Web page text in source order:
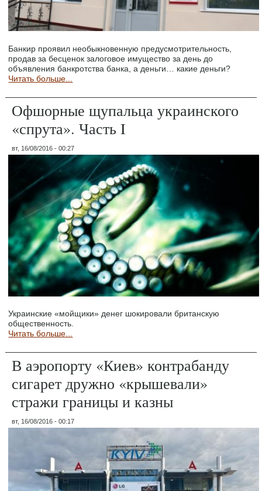
Банкир проявил необыкновенную предусмотрительность,
продав за бесценок залоговое имущество за день до
объявления банкротства банка, а деньги… какие деньги?
Читать больше...
Офшорные щупальца украинского
«спрута». Часть I
вт, 16/08/2016 - 00:27
Украинские «мойщики» денег шокировали британскую
общественность.
Читать больше...
В аэропорту «Киев» контрабанду
сигарет дружно «крышевали»
стражи границы и казны
вт, 16/08/2016 - 00:17